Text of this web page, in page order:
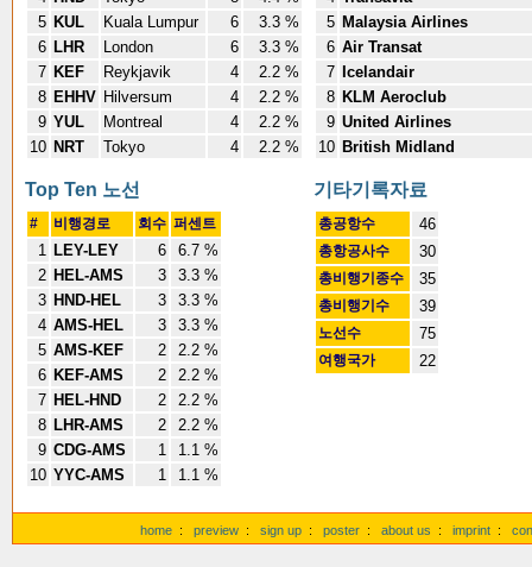
5 KUL Kuala Lumpur 6
3.3 %
6 LHR London 6
3.3 %
7 KEF Reykjavik 4
2.2 %
8 EHHV Hilversum 4
2.2 %
9 YUL Montreal 4
2.2 %
10 NRT Tokyo 4 2.2 %
5 Malaysia Airlines
6 Air Transat
7
Icelandair
8 KLM Aeroclub
9 United Airlines
10 British Midland
Top Ten 노선
# 비행경로 회수 퍼센트
1 LEY-LEY 6
6.7 %
2 HEL-AMS 3
3.3 %
3 HND-HEL 3
3.3 %
4 AMS-HEL 3
3.3 %
5 AMS-KEF 2
2.2 %
6 KEF-AMS 2
2.2 %
7 HEL-HND 2
2.2 %
8 LHR-AMS 2
2.2 %
9 CDG-AMS 1
1.1 %
10 YYC-AMS 1 1.1 %
기타기록자료
총공항수 46
총항공사수 30
총비행기종수 35
총비행기수 39
노선수 75
여행국가 22
home : preview : sign up : poster : about us : imprint :